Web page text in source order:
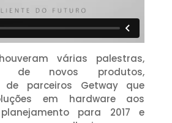
várias palestras,
de novos produtos,
de parceiros Getway que
em hardware aos
para 2017 e